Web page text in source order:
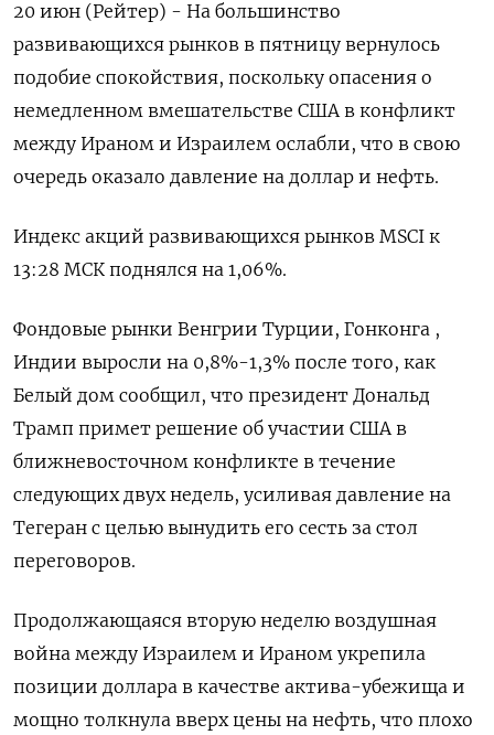
20 июн (Рейтер) - На большинство
развивающихся рынков в пятницу вернулось
подобие спокойствия, поскольку опасения о
немедленном вмешательстве США в конфликт
между Ираном и Израилем ослабли, что в свою
очередь оказало давление на доллар и нефть.
Индекс акций развивающихся рынков MSCI к
13:28 МСК поднялся на 1,06%.
Фондовые рынки Венгрии Турции, Гонконга ,
Индии выросли на 0,8%-1,3% после того, как
Белый дом сообщил, что президент Дональд
Трамп примет решение об участии США в
ближневосточном конфликте в течение
следующих двух недель, усиливая давление на
Тегеран с целью вынудить его сесть за стол
переговоров.
Продолжающаяся вторую неделю воздушная
война между Израилем и Ираном укрепила
позиции доллара в качестве актива-убежища и
мощно толкнула вверх цены на нефть, что плохо